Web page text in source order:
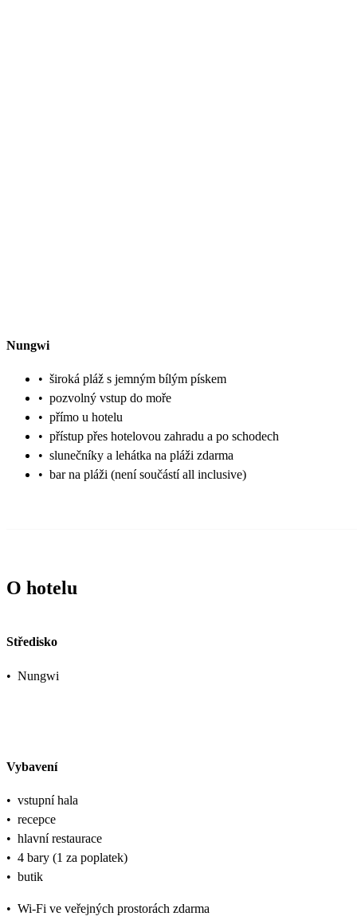
Nungwi
• široká pláž s jemným bílým pískem
• pozvolný vstup do moře
• přímo u hotelu
• přístup přes hotelovou zahradu a po schodech
• slunečníky a lehátka na pláži zdarma
• bar na pláži (není součástí all inclusive)
O hotelu
Středisko
• Nungwi
Vybavení
• vstupní hala
• recepce
• hlavní restaurace
• 4 bary (1 za poplatek)
• butik
• Wi-Fi ve veřejných prostorách zdarma